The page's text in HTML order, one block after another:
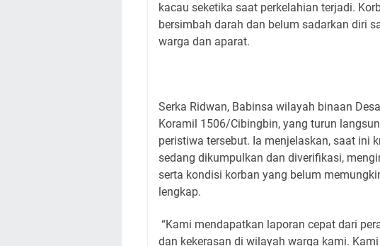
kacau seketika saat perkelahian terjadi.
bersimbah darah dan belum sadarkan diri
warga dan aparat.
Serka Ridwan, Babinsa wilayah binaan
Koramil 1506/Cibingbin, yang turun
peristiwa tersebut. Ia menjelaskan, saat ini
sedang dikumpulkan dan diverifikasi,
serta kondisi korban yang belum
lengkap.
“Kami mendapatkan laporan cepat dari
dan kekerasan di wilayah warga kami.